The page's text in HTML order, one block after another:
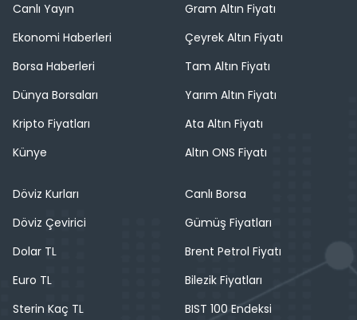
Canlı Yayın
Ekonomi Haberleri
Borsa Haberleri
Dünya Borsaları
Kripto Fiyatları
Künye
Gram Altın Fiyatı
Çeyrek Altın Fiyatı
Tam Altın Fiyatı
Yarım Altın Fiyatı
Ata Altın Fiyatı
Altın ONS Fiyatı
Döviz Kurları
Döviz Çevirici
Dolar TL
Euro TL
Sterin Kaç TL
Canlı Borsa
Gümüş Fiyatları
Brent Petrol Fiyatı
Bilezik Fiyatları
BIST 100 Endeksi